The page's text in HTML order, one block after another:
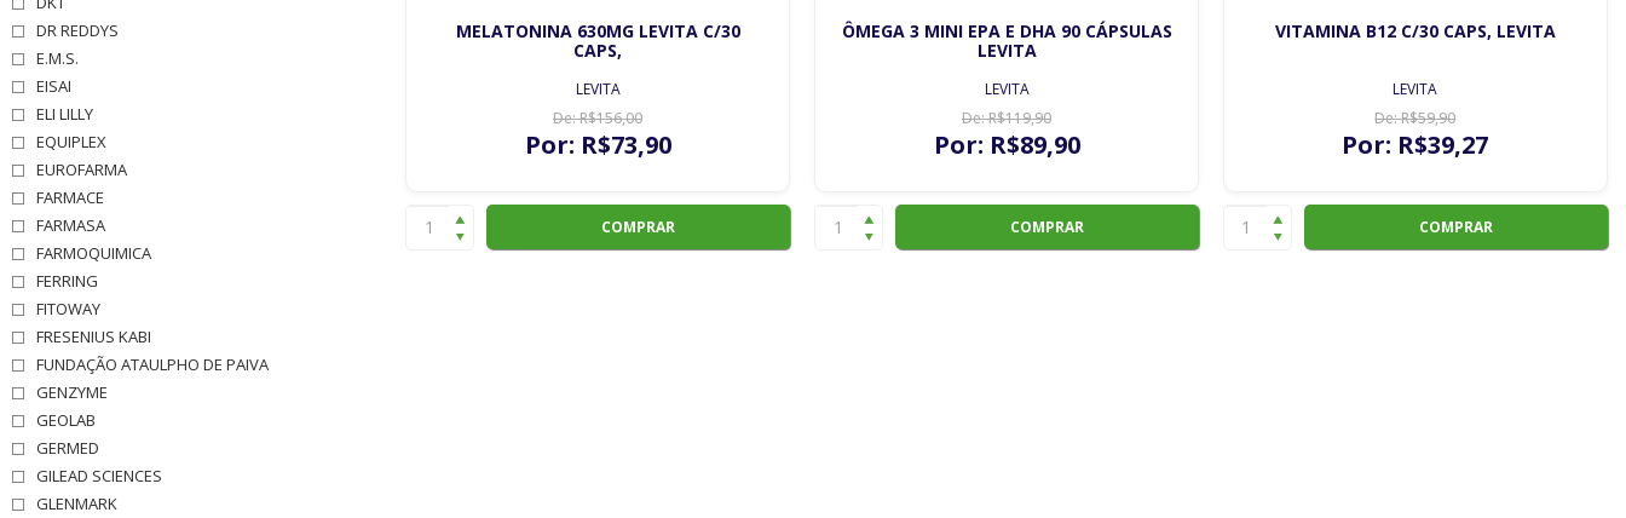
DR REDDYS
E.M.S.
EISAI
ELI LILLY
EQUIPLEX
EUROFARMA
FARMACE
FARMASA
FARMOQUIMICA
FERRING
FITOWAY
FRESENIUS KABI
FUNDAÇÃO ATAULPHO DE PAIVA
GENZYME
GEOLAB
GERMED
GILEAD SCIENCES
GLENMARK
MELATONINA 630MG LEVITA C/30
CAPS,
LEVITA
De:R$156,00
Por: R$73,90
COMPRAR
ÔMEGA 3 MINI EPA E DHA 90 CÁPSULAS
LEVITA
LEVITA
De:R$119,90
Por: R$89,90
COMPRAR
VITAMINA B12 C/30 CAPS, LEVITA
LEVITA
De:R$59,90
Por: R$39,27
COMPRAR